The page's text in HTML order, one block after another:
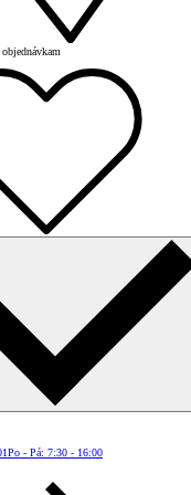
Po - Pá: 7:30 - 16:00